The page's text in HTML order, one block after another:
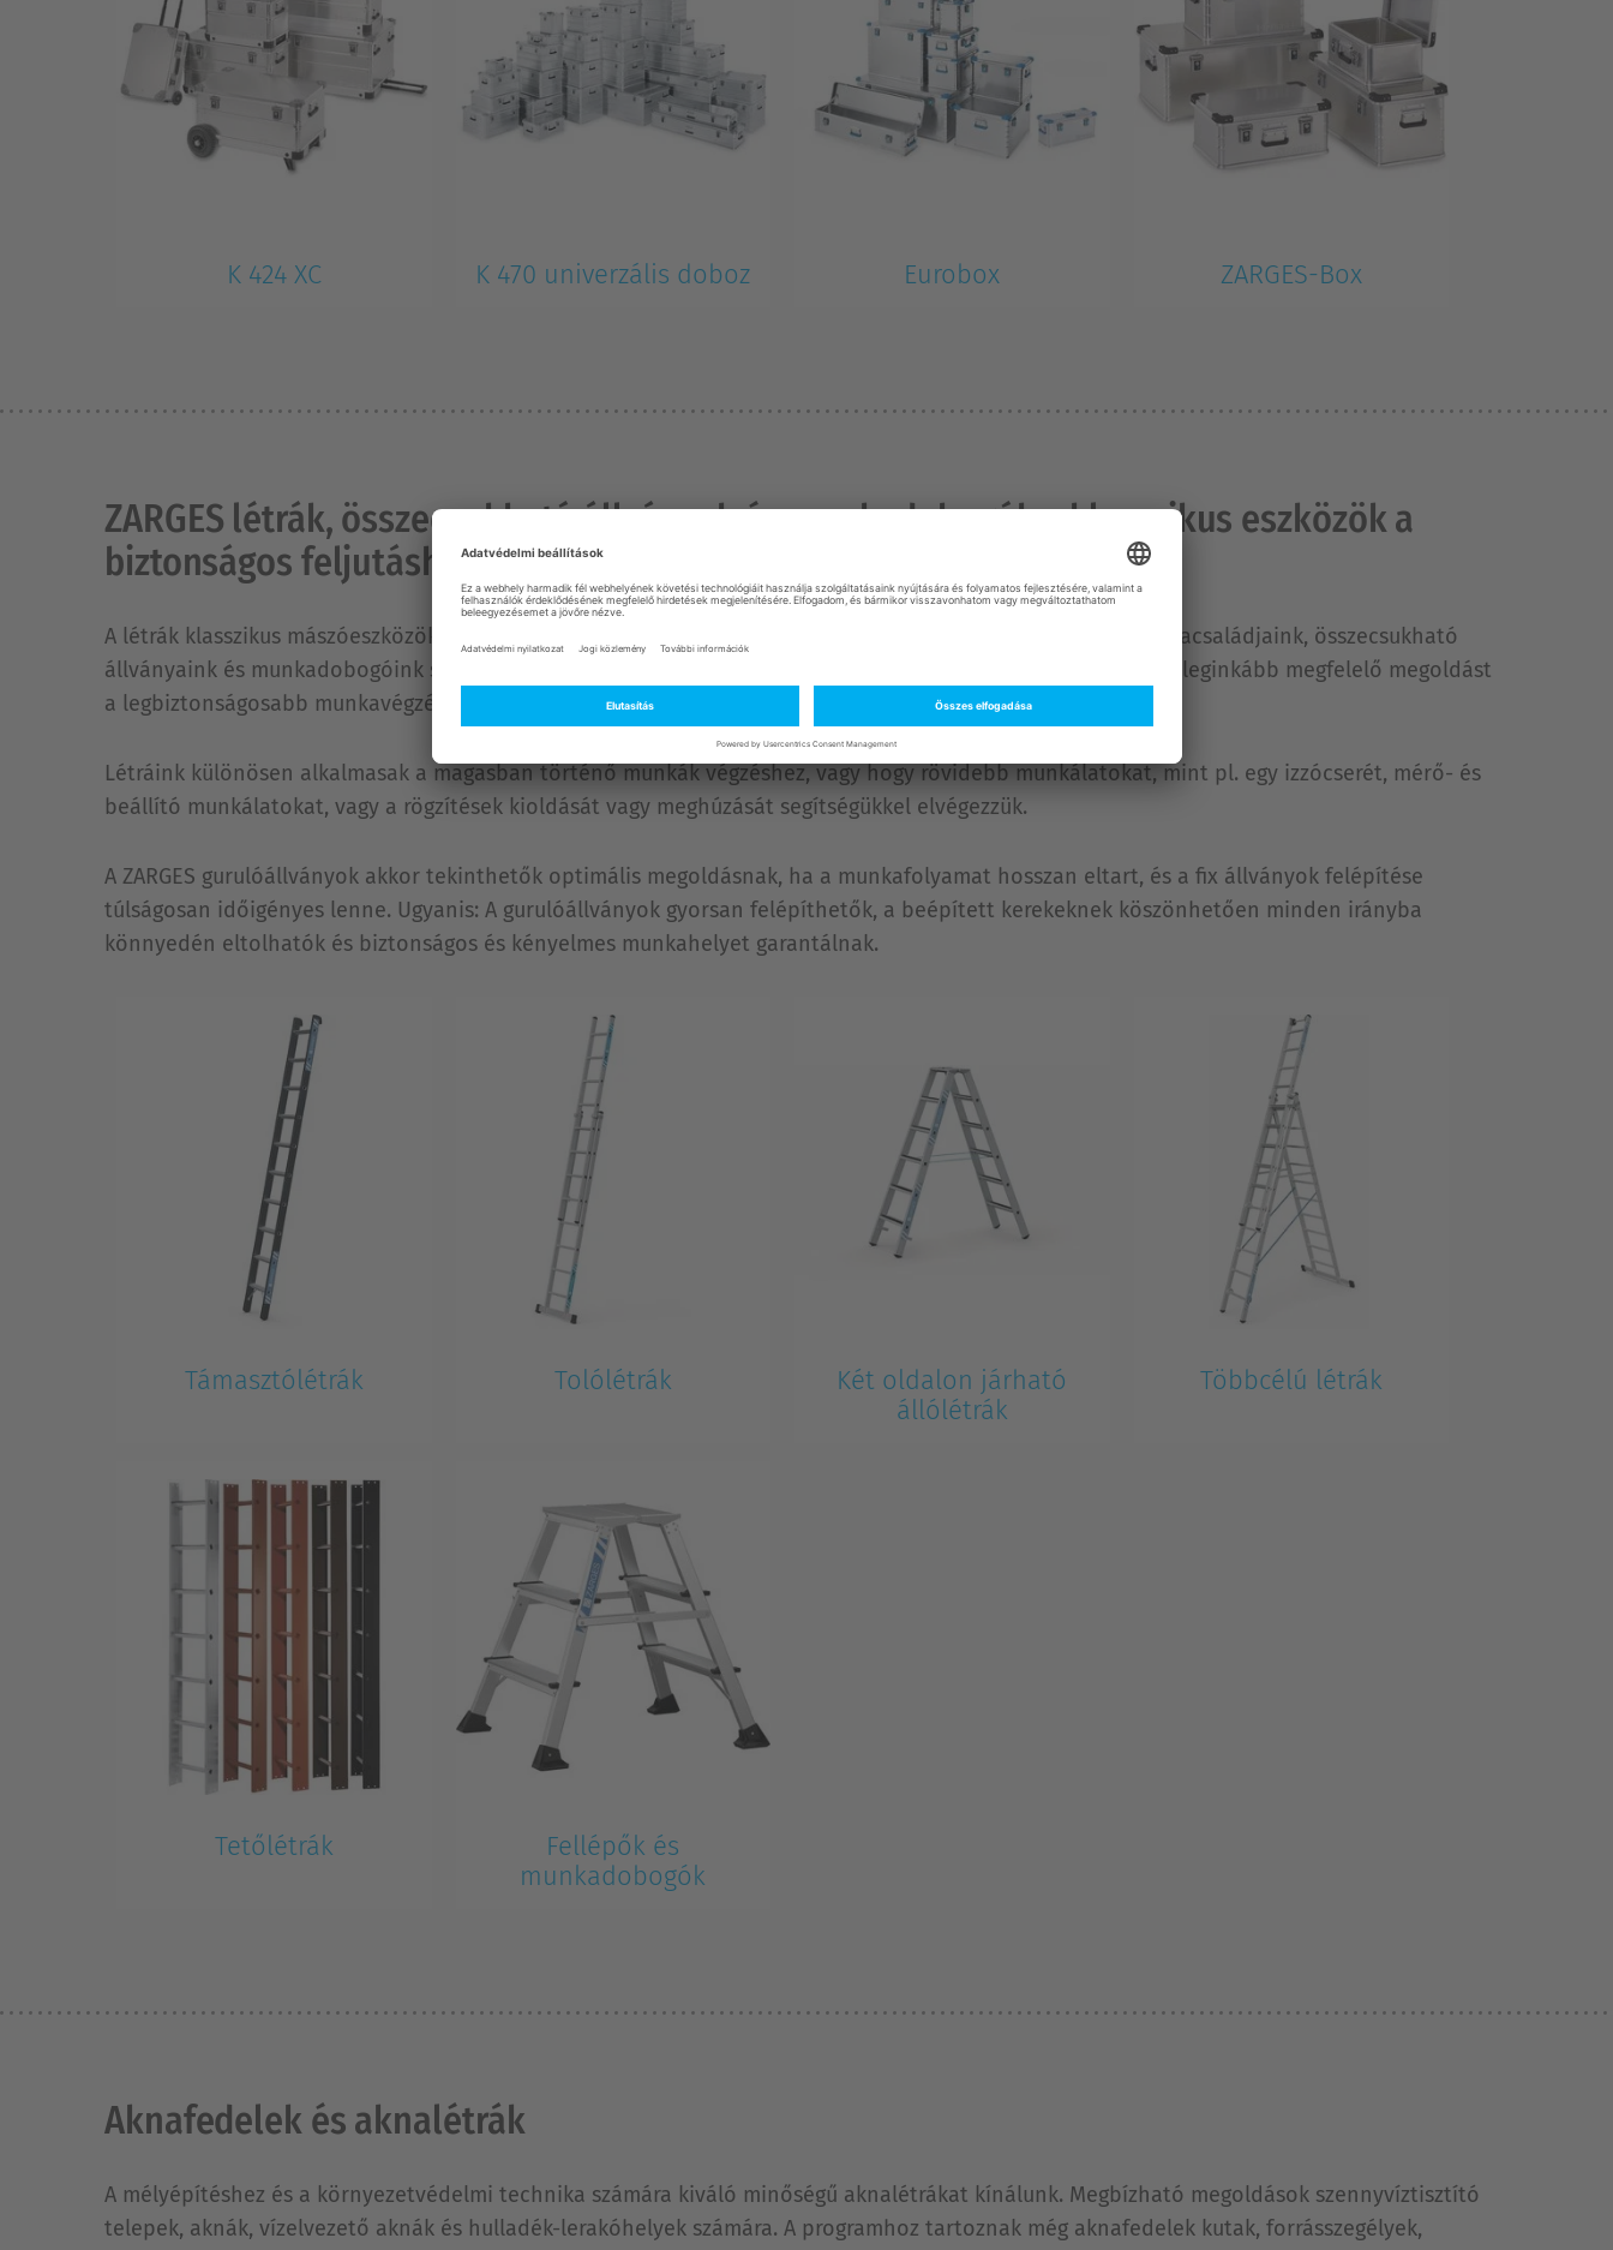
K 424 XC K 470 univerzális doboz Eurobox ZARGES-Box
ZARGES létrák, összecsukható állványok és munkadobogók – klasszikus eszközök a
biztonságos feljutáshoz.
A létrák klasszikus mászóeszközök. Gyorsan, rugalmasan használhatóak, könnyűek és kompakt méretűek. Létracsaládjaink, összecsukható
állványaink és munkadobogóink száma és az egyes típusok méretverziói segítségével mindig megtalálhatja a leginkább megfelelő megoldást
a legbiztonságosabb munkavégzésre.
Létráink különösen alkalmasak a magasban történő munkák végzéshez, vagy hogy rövidebb munkálatokat, mint pl. egy izzócserét, mérő- és
beállító munkálatokat, vagy a rögzítések kioldását vagy meghúzását segítségükkel elvégezzük.
A ZARGES gurulóállványok akkor tekinthetők optimális megoldásnak, ha a munkafolyamat hosszan eltart, és a fix állványok felépítése
túlságosan időigényes lenne. Ugyanis: A gurulóállványok gyorsan felépíthetők, a beépített kerekeknek köszönhetően minden irányba
könnyedén eltolhatók és biztonságos és kényelmes munkahelyet garantálnak.
Támasztólétrák Tolólétrák
Két oldalon járható
állólétrák
Többcélú létrák
Tetőlétrák
Fellépők és
munkadobogók
Aknafedelek és aknalétrák
A mélyépítéshez és a környezetvédelmi technika számára kiváló minőségű aknalétrákat kínálunk. Megbízható megoldások szennyvíztisztító
telepek, aknák, vízelvezető aknák és hulladék-lerakóhelyek számára. A programhoz tartoznak még aknafedelek kutak, forrásszegélyek,